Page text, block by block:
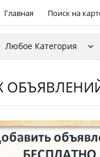
Главная Поиск на